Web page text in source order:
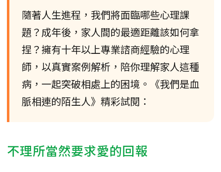
隨著人生進程，我們將面臨哪些心理課
題？成年後，家人間的最適距離該如何拿
捏？擁有十年以上專業諮商經驗的心理
師，以真實案例解析，陪你理解家人這種
病，一起突破相處上的困境。《我們是血
脈相連的陌生人》精彩試閱：
不理所當然要求愛的回報